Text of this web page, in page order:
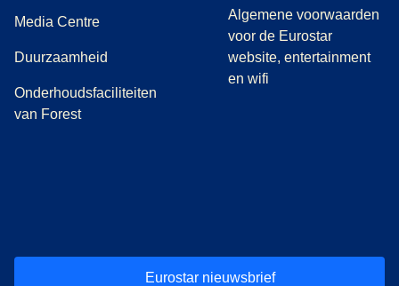
Media Centre( opent in een nieuwe tab)
Duurzaamheid
Onderhoudsfaciliteiten
van Forest
Algemene voorwaarden
voor de Eurostar
website, entertainment
en wifi
Eurostar nieuwsbrief